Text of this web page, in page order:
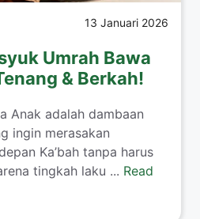
13 Januari 2026
Umrah Bawa
& Berkah!
Anak adalah dambaan
ingin merasakan
Ka’bah tanpa harus
tingkah laku ... Read